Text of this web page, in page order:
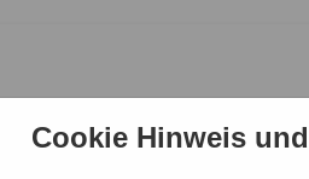
Cookie Hinweis